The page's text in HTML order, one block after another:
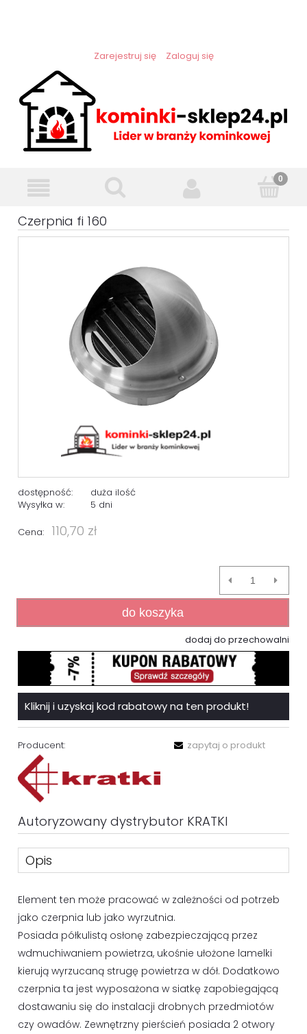
Zarejestruj się Zaloguj się
Czerpnia fi 160
dostępność:
duża ilość
Wysyłka w:
5 dni
Cena: 110,70 zł
do koszyka
dodaj do przechowalni
Kliknij i uzyskaj kod rabatowy na ten produkt!
Producent: zapytaj o produkt
Autoryzowany dystrybutor KRATKI
Opis
Element ten może pracować w zależności od potrzeb
jako czerpnia lub jako wyrzutnia.
Posiada półkulistą osłonę zabezpieczającą przez
wdmuchiwaniem powietrza, ukośnie ułożone lamelki
kierują wyrzucaną strugę powietrza w dół. Dodatkowo
czerpnia ta jest wyposażona w siatkę zapobiegającą
dostawaniu się do instalacji drobnych przedmiotów
czy owadów. Zewnętrzny pierścień posiada 2 otwory